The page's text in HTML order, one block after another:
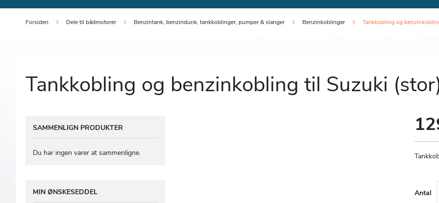
Forsiden Dele til bådmotorer Benzintank, benzindunk, tankkoblinger, pumper & slanger Benzinkoblinger Tankkobling og
Tankkobling og benzinkobling til Suzuki
Antal
SAMMENLIGN PRODUKTER
Du har ingen varer at sammenligne.
MIN ØNSKESEDDEL